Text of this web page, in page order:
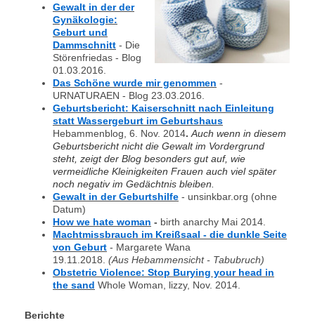
Gewalt in der der
Gynäkologie:
Geburt und
Dammschnitt - Die
Störenfriedas - Blog
01.03.2016.
Das Schöne wurde mir genommen -
URNATURAEN - Blog 23.03.2016.
Geburtsbericht: Kaiserschnitt nach Einleitung
statt Wassergeburt im Geburtshaus
Hebammenblog, 6. Nov. 2014. Auch wenn in diesem
Geburtsbericht nicht die Gewalt im Vordergrund
steht, zeigt der Blog besonders gut auf, wie
vermeidliche Kleinigkeiten Frauen auch viel später
noch negativ im Gedächtnis bleiben.
Gewalt in der Geburtshilfe - unsinkbar.org (ohne
Datum)
How we hate woman - birth anarchy Mai 2014.
Machtmissbrauch im Kreißsaal - die dunkle Seite
von Geburt - Margarete Wana
19.11.2018. (Aus Hebammensicht - Tabubruch)
Obstetric Violence: Stop Burying your head in
the sand Whole Woman, lizzy, Nov. 2014.
Berichte